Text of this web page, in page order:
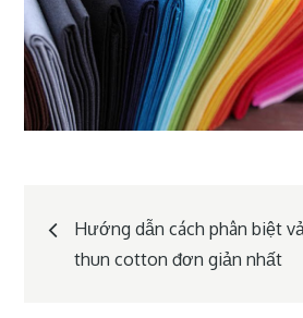
Post
navigation
Hướng dẫn cách phân biệt
thun cotton đơn giản nhất